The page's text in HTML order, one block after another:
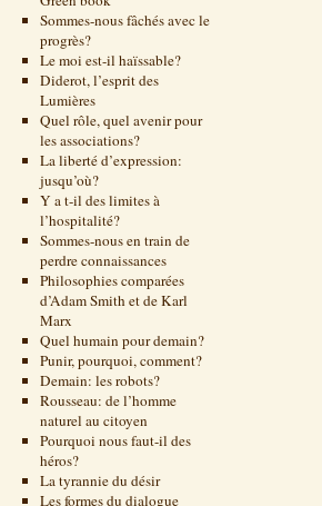
Sommes-nous fâchés avec le
progrès?
Le moi est-il haïssable?
Diderot, l’esprit des
Lumières
Quel rôle, quel avenir pour
les associations?
La liberté d’expression:
jusqu’où?
Y a t-il des limites à
l’hospitalité?
Sommes-nous en train de
perdre connaissances
Philosophies comparées
d’Adam Smith et de Karl
Marx
Quel humain pour demain?
Punir, pourquoi, comment?
Demain: les robots?
Rousseau: de l’homme
naturel au citoyen
Pourquoi nous faut-il des
héros?
La tyrannie du désir
Les formes du dialogue